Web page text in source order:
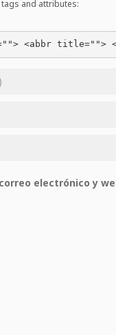
tags and attributes:
<abbr title="">
electrónico y